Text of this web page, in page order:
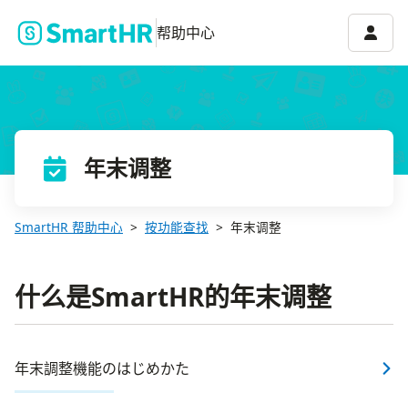
帮助中心 账号
年末调整
SmartHR 帮助中心 按功能查找 年末调整
什么是SmartHR的年末调整
年末調整機能のはじめかた